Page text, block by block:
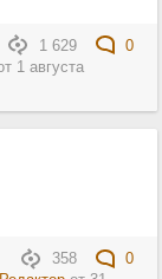
1 629
0
1 августа
358
0